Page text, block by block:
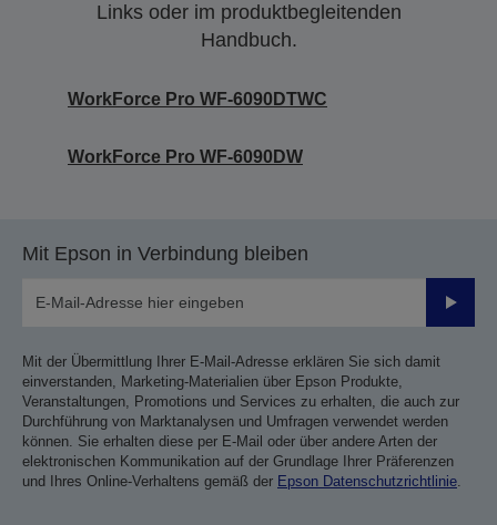
Links oder im produktbegleitenden
Handbuch.
WorkForce Pro WF-6090DTWC
WorkForce Pro WF-6090DW
Mit Epson in Verbindung bleiben
Mit der Übermittlung Ihrer E-Mail-Adresse erklären Sie sich damit
einverstanden, Marketing-Materialien über Epson Produkte,
Veranstaltungen, Promotions und Services zu erhalten, die auch zur
Durchführung von Marktanalysen und Umfragen verwendet werden
können. Sie erhalten diese per E-Mail oder über andere Arten der
elektronischen Kommunikation auf der Grundlage Ihrer Präferenzen
und Ihres Online-Verhaltens gemäß der Epson Datenschutzrichtlinie.